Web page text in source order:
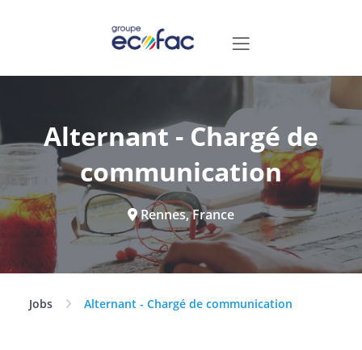
Alternant - Chargé de
communication
Rennes, France
Jobs Alternant - Chargé de communication